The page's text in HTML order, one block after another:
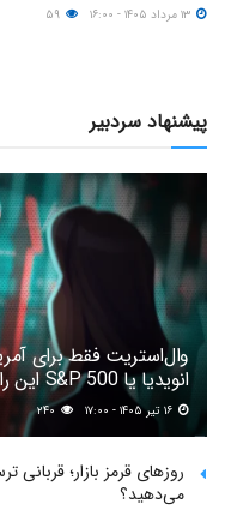
پیشنهاد سردبیر
وال‌استریت فقط برای
انویدیا یا S&P 500 این راهنما را بخوانید
۲۴۰
روزهای قرمز بازار؛ قربانی
می‌دهید؟